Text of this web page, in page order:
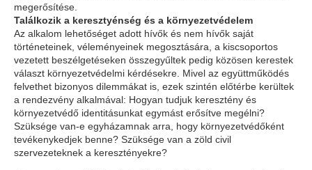
megerősítése.
Találkozik a keresztyénség és a környezetvédelem
Az alkalom lehetőséget adott hívők és nem hívők saját
történeteinek, véleményeinek megosztására, a kiscsoportos
vezetett beszélgetéseken összegyűltek pedig közösen kerestek
választ környezetvédelmi kérdésekre. Mivel az együttműködés
felvethet bizonyos dilemmákat is, ezek szintén előtérbe kerültek
a rendezvény alkalmával: Hogyan tudjuk keresztény és
környezetvédő identitásunkat egymást erősítve megélni?
Szüksége van-e egyházamnak arra, hogy környezetvédőként
tevékenykedjek benne? Szüksége van a zöld civil
szervezeteknek a keresztényekre?